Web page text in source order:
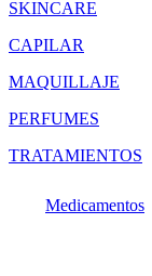
SKINCARE
CAPILAR
MAQUILLAJE
PERFUMES
TRATAMIENTOS
Medicamentos